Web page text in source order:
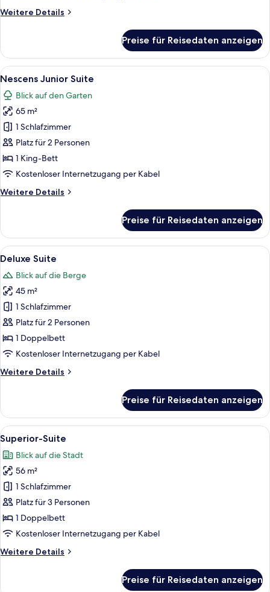
Weitere Details
Weitere
Suite
Preise für Reisedaten anzeigen
Alle
Fotos
für
Nescens
Junior
Suite
anzeigen
Ein modernes Badezimmer mit
3
Nescens Junior Suite
Blick auf den Garten
65 m²
1 Schlafzimmer
Platz für 2 Personen
1 King-Bett
Kostenloser Internetzugang per Kabel
Weitere Details
Weitere
Junior
Suite
Preise für Reisedaten anzeigen
Alle
Fotos
für
Deluxe
Suite
anzeigen
Ein Schlafzimmer mit einem großen
3
Deluxe Suite
Blick auf die Berge
45 m²
1 Schlafzimmer
Platz für 2 Personen
1 Doppelbett
Kostenloser Internetzugang per Kabel
Weitere Details
Weitere
Suite
Preise für Reisedaten anzeigen
Alle
Fotos
für
Superior-
Suite
anzeigen
Superior-Suite | 1 Schlafzimmer,
3
Superior-Suite
Blick auf die Stadt
56 m²
1 Schlafzimmer
Platz für 3 Personen
1 Doppelbett
Kostenloser Internetzugang per Kabel
Weitere Details
Weitere
Preise für Reisedaten anzeigen